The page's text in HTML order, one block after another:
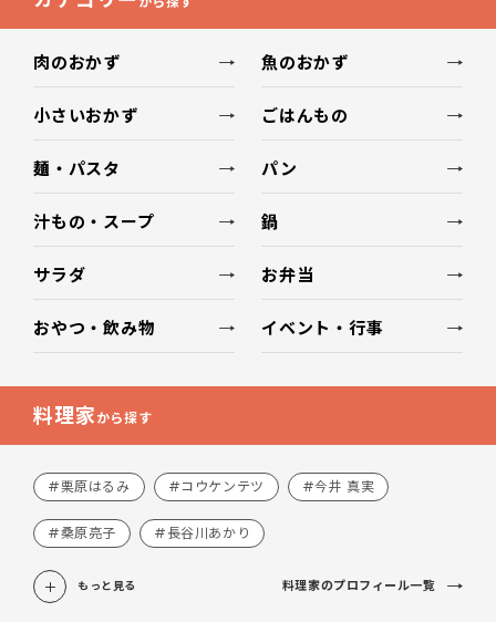
肉のおかず 魚のおかず
小さいおかず ごはんもの
麺・パスタ パン
汁もの・スープ 鍋
サラダ お弁当
おやつ・飲み物 イベント・行事
料理家から探す
#栗原はるみ #コウケンテツ #今井 真実
#桑原亮子 #長谷川あかり
もっと見る 料理家のプロフィール一覧